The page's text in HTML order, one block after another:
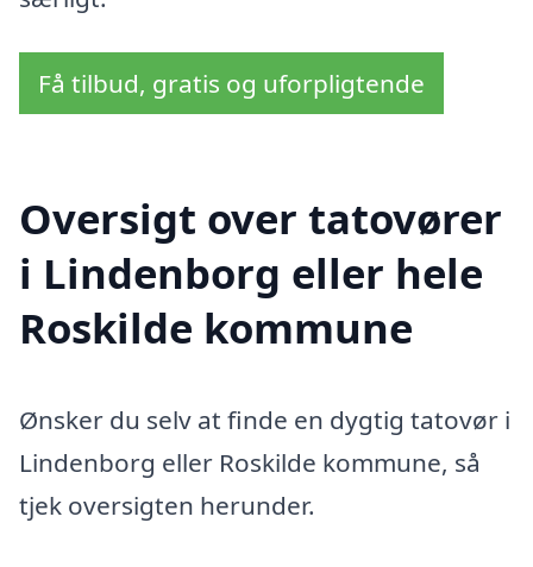
Få tilbud, gratis og uforpligtende
Oversigt over tatovører
i Lindenborg eller hele
Roskilde kommune
Ønsker du selv at finde en dygtig tatovør i
Lindenborg eller Roskilde kommune, så
tjek oversigten herunder.